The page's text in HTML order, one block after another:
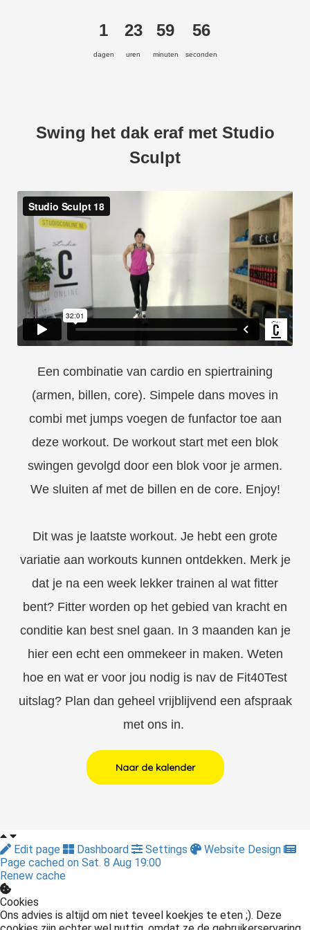
1
dagen
23
uren
59
minuten
55
seconden
Swing het dak eraf met Studio
Sculpt
Een combinatie van cardio en spiertraining
(armen, billen, core). Simpele dans moves in
combi met jumps voegen de funfactor toe aan
deze workout. De workout start met een blok
swingen gevolgd door een blok voor je armen.
We sluiten af met de billen en de core. Enjoy!
Dit was je laatste workout. Je hebt een grote
variatie aan workouts kunnen ontdekken. Merk je
dat je na een week lekker trainen al wat fitter
bent? Fitter worden op het gebied van kracht en
conditie kan best snel gaan. In 3 maanden kan je
hier een echt een ommekeer in maken. Weten
hoe en wat er voor jou nodig is nav de Fit40Test
uitslag? Plan dan geheel vrijblijvend een afspraak
met ons in.
Naar de kalender
Edit page Dashboard Settings
Website Design
Page cached on Sat. 8 Aug 19:00
Renew cache
Cookies
Ons advies is altijd om niet teveel koekjes te eten ;). Deze